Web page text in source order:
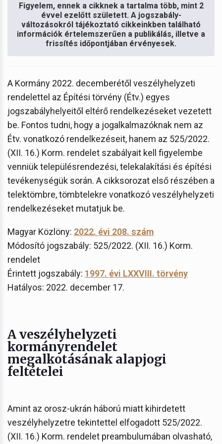
Figyelem, ennek a cikknek a tartalma több, mint 2
évvel ezelőtt született. A jogszabály-
változásokról tájékoztató cikkeinkben található
információk értelemszerűen a publikálás, illetve a
frissítés időpontjában érvényesek.
A Kormány 2022. decemberétől veszélyhelyzeti
rendelettel az Építési törvény (Étv.) egyes
jogszabályhelyeitől eltérő rendelkezéseket vezetett
be. Fontos tudni, hogy a jogalkalmazóknak nem az
Étv. vonatkozó rendelkezéseit, hanem az 525/2022.
(XII. 16.) Korm. rendelet szabályait kell figyelembe
venniük településrendezési, telekalakítási és építési
tevékenységük során. A cikksorozat első részében a
telektömbre, tömbtelekre vonatkozó veszélyhelyzeti
rendelkezéseket mutatjuk be.
Magyar Közlöny: 2022. évi 208. szám
Módosító jogszabály: 525/2022. (XII. 16.) Korm.
rendelet
Érintett jogszabály: 1997. évi LXXVIII. törvény
Hatályos: 2022. december 17.
A veszélyhelyzeti
kormányrendelet
megalkotásának alapjogi
feltételei
Amint az orosz-ukrán háború miatt kihirdetett
veszélyhelyzetre tekintettel elfogadott 525/2022.
(XII. 16.) Korm. rendelet preambulumában olvasható,